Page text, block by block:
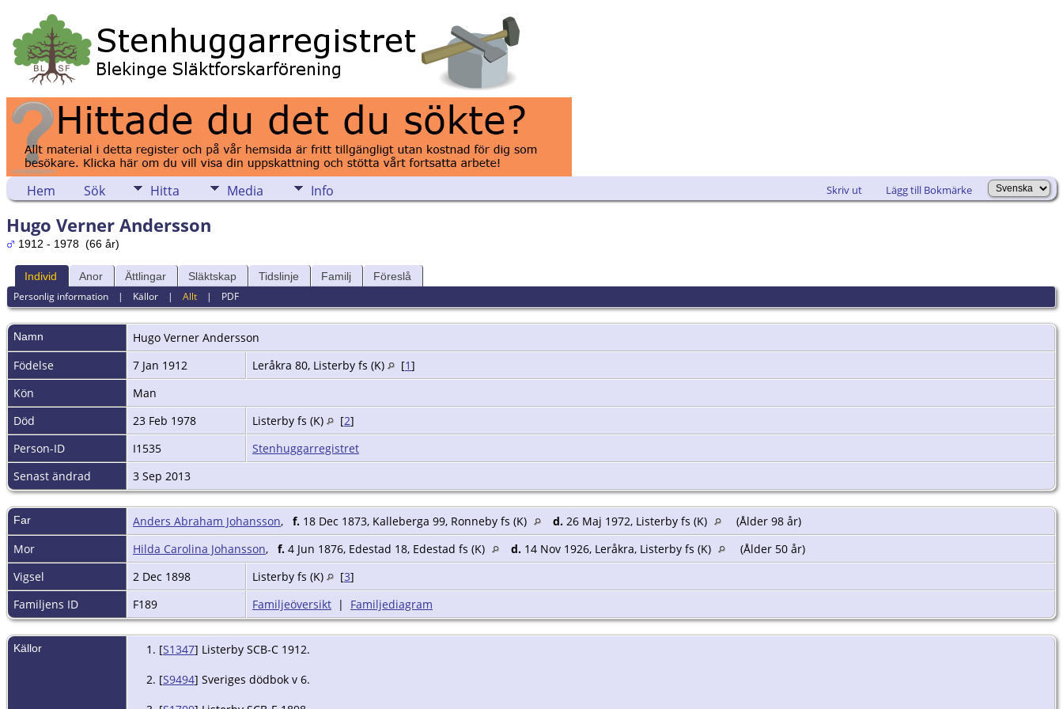
Hem Sök Hitta Media Info Skriv ut Lägg till Bokmärke
Hugo Verner Andersson
1912 - 1978 (66 år)
Individ Anor Ättlingar Släktskap Tidslinje Familj Föreslå
Personlig information | Källor |Allt | PDF
Namn Hugo Verner Andersson
Födelse
7 Jan 1912 Leråkra 80, Listerby fs (K) [1]
Kön
Man
Död
23 Feb 1978 Listerby fs (K) [2]
Person-ID
I1535
Stenhuggarregistret
Senast ändrad
3 Sep 2013
Far Anders Abraham Johansson, f. 18 Dec 1873, Kalleberga 99, Ronneby fs (K) d. 26 Maj 1972, Listerby fs (K)
(Ålder 98 år)
Mor
Hilda Carolina Johansson, f. 4 Jun 1876, Edestad 18, Edestad fs (K) d. 14 Nov 1926, Leråkra, Listerby fs (K)
(Ålder 50 år)
Vigsel
2 Dec 1898 Listerby fs (K) [3]
Familjens ID
F189 Familjeöversikt | Familjediagram
Källor [S1347] Listerby SCB-C 1912.
[S9494] Sveriges dödbok v 6.